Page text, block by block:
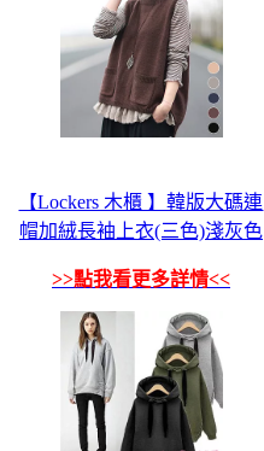
【Lockers 木櫃 】韓版大碼連
帽加絨長袖上衣(三色)淺灰色
>>點我看更多詳情<<